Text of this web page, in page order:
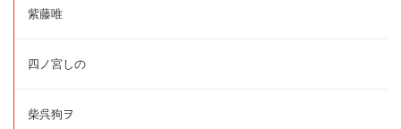
紫藤唯
四ノ宮しの
柴呉狗ヲ